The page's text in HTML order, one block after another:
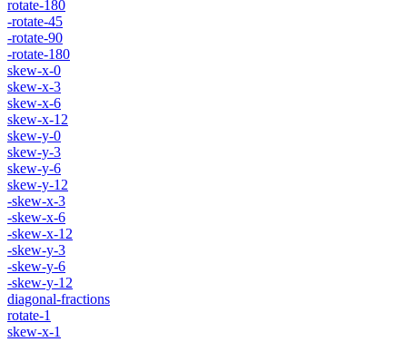
rotate-180
-rotate-45
-rotate-90
-rotate-180
skew-x-0
skew-x-3
skew-x-6
skew-x-12
skew-y-0
skew-y-3
skew-y-6
skew-y-12
-skew-x-3
-skew-x-6
-skew-x-12
-skew-y-3
-skew-y-6
-skew-y-12
diagonal-fractions
rotate-1
skew-x-1